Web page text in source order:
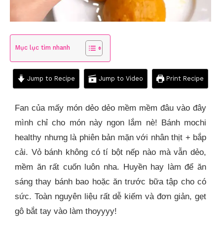
Mục lục tìm nhanh
Jump to Recipe Jump to Video Print Recipe
Fan của mấy món dẻo dẻo mềm mềm đâu vào đây
mình chỉ cho món này ngon lắm nè! Bánh mochi
healthy nhưng là phiên bản mặn với nhân thịt + bắp
cải. Vỏ bánh không có tí bột nếp nào mà vẫn dẻo,
mềm ăn rất cuốn luôn nha. Huyền hay làm để ăn
sáng thay bánh bao hoặc ăn trước bữa tập cho có
sức. Toàn nguyên liệu rất dễ kiếm và đơn giản, gẹt
gô bắt tay vào làm thoyyyy!